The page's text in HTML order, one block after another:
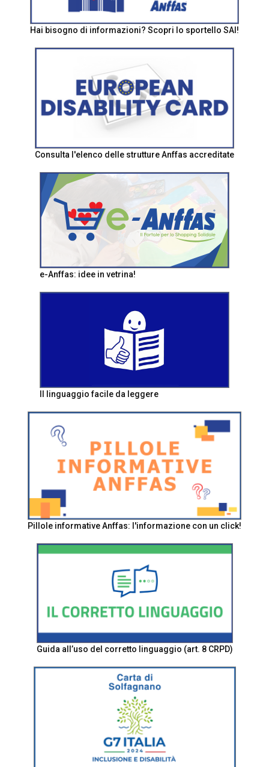
Hai bisogno di informazioni? Scopri lo sportello SAI!
Consulta l'elenco delle strutture Anffas accreditate
e-Anffas: idee in vetrina!
Il linguaggio facile da leggere
Pillole informative Anffas: l'informazione con un click!
Guida all’uso del corretto linguaggio (art. 8 CRPD)